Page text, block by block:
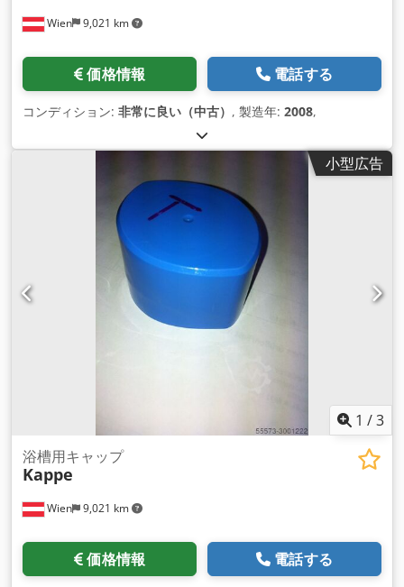
Wien 9,021 km
価格情報 電話する
コンディション: 非常に良い（中古） , 製造年: 2008,
小型広告
1 /3
Wien 9,021 km
浴槽用キャップ
Kappe
価格情報 電話する